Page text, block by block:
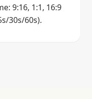
9:16, 1:1, 16:9
30s/60s).